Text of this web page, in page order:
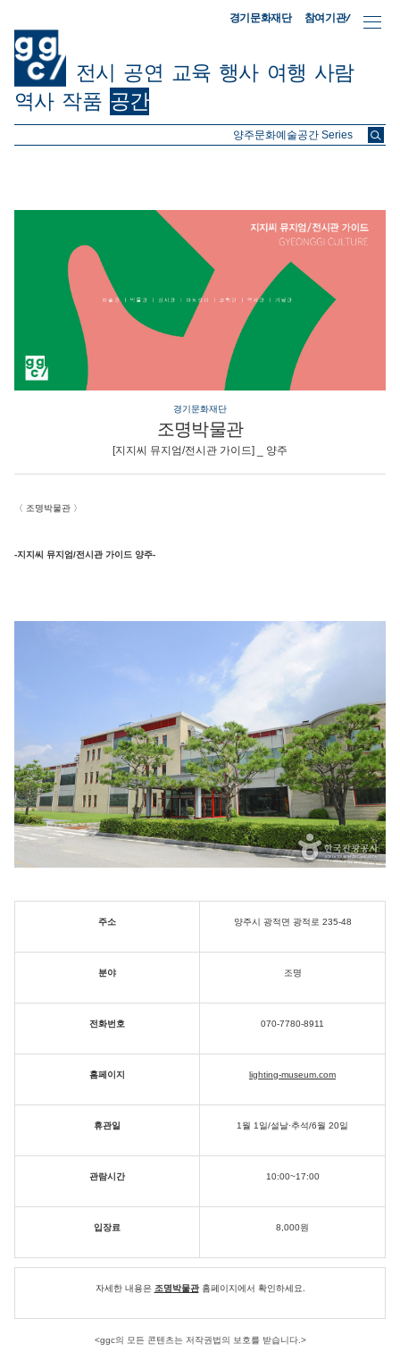
경기문화재단 참여기관/
전시 공연 교육 행사 여행 사람
역사 작품 공간
ggc/
경기문화재단
조명박물관
[지지씨 뮤지엄/전시관 가이드] _ 양주
〈 조명박물관 〉
-지지씨 뮤지엄/전시관 가이드 양주-
주소 양주시 광적면 광적로 235-48
분야 조명
전화번호 070-7780-8911
홈페이지 lighting-museum.com
휴관일 1월 1일/설날·추석/6월 20일
관람시간 10:00~17:00
입장료 8,000원
자세한 내용은 조명박물관홈페이지에서 확인하세요.
<ggc의 모든 콘텐츠는 저작권법의 보호를 받습니다.>